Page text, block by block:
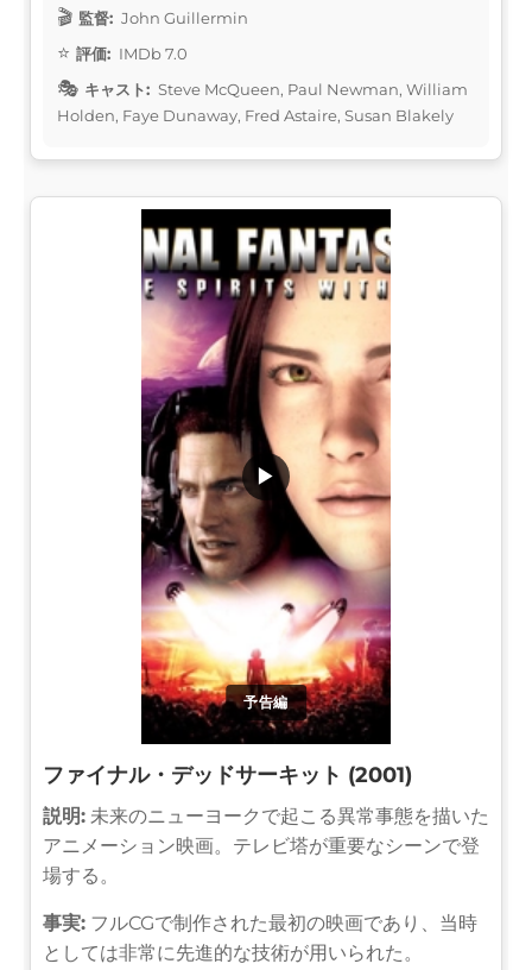
監督: John Guillermin
評価: IMDb 7.0
キャスト: Steve McQueen, Paul Newman, William
Holden, Faye Dunaway, Fred Astaire, Susan Blakely
予告編
▶
ファイナル・デッドサーキット (2001)
説明: 未来のニューヨークで起こる異常事態を描いた
アニメーション映画。テレビ塔が重要なシーンで登
場する。
事実: フルCGで制作された最初の映画であり、当時
としては非常に先進的な技術が用いられた。